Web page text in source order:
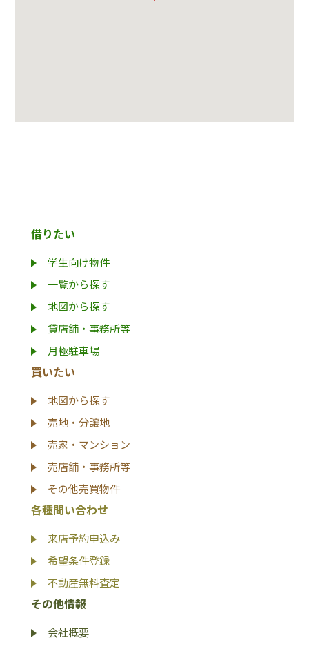
借りたい
学生向け物件
一覧から探す
地図から探す
貸店舗・事務所等
月極駐車場
買いたい
地図から探す
売地・分譲地
売家・マンション
売店舗・事務所等
その他売買物件
各種問い合わせ
来店予約申込み
希望条件登録
不動産無料査定
その他情報
会社概要